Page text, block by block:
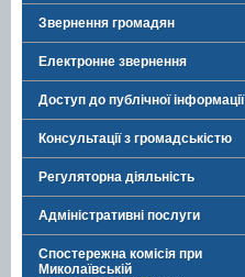
Звернення громадян
Електронне звернення
Доступ до публічної інформації
Консультації з громадськістю
Регуляторна діяльність
Адміністративні послуги
Спостережна комісія при
Миколаївській